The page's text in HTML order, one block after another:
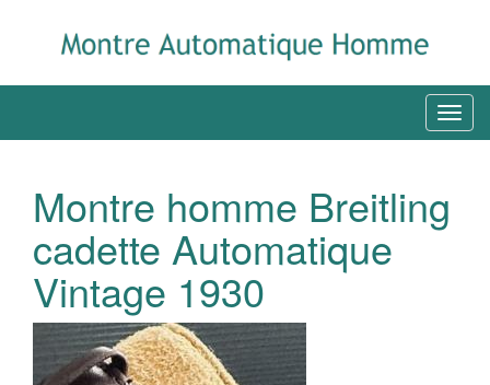
Montre homme Breitling
cadette Automatique
Vintage 1930